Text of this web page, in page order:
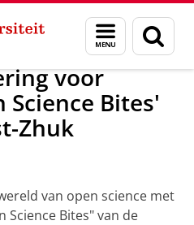
Menu
en
zoeken
voor
Science Bites'
Zhuk
van open science met
Science Bites" van de